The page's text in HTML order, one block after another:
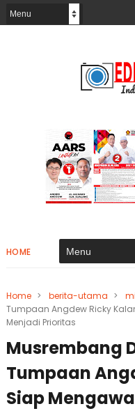
HOME
Home > berita-utama >
Tumpaan Angdew Ricky
Menjadi Prioritas
Musrembang
Tumpaan
Siap